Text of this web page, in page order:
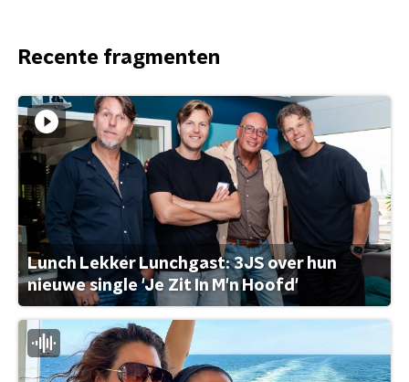
Recente fragmenten
Lunch Lekker Lunchgast: 3JS over hun
nieuwe single 'Je Zit In M'n Hoofd'